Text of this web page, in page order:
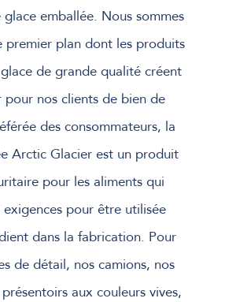
emballée. Nous sommes
premier plan dont les produits
de grande qualité créent
pour nos clients de bien de
des consommateurs, la
Arctic Glacier est un produit
pour les aliments qui
pour être utilisée
dans la fabrication. Pour
de détail, nos camions, nos
aux couleurs vives,